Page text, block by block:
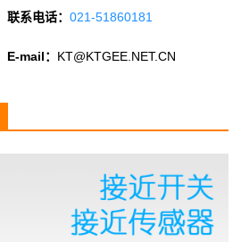
联系电话：021-51860181
E-mail： KT@KTGEE.NET.CN